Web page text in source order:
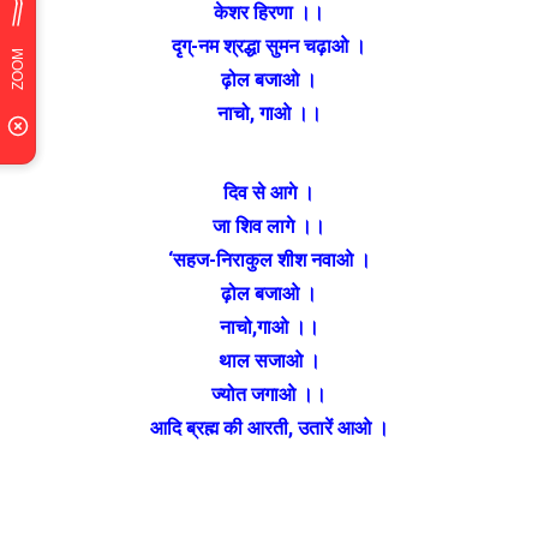
केशर हिरणा ।।
दृग्-नम श्रद्धा सुमन चढ़‌ाओ ।
ढ़ोल बजाओ ।
नाचो, गाओ ।।
दिव से आगे ।
जा शिव लागे ।।
‘सहज-निराकुल शीश नवाओ ।
ढ़ोल बजाओ ।
नाचो,गाओ ।।
थाल सजाओ ।
ज्योत जगाओ ।।
आदि ब्रह्म की आरती, उतारें आओ ।